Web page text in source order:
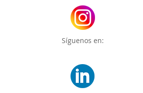
Síguenos en: